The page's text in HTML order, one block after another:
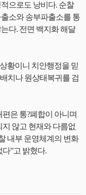
으로도 낭비다. 순찰
소와 송부파출소를 통
다. 전면 백지화 해달
황이니 치안행정을 믿
치나 원상태복귀를 검
은 통?폐합이 아니며
않고 현재와 다름없
내부 운영체계의 변화
”고 밝혔다.